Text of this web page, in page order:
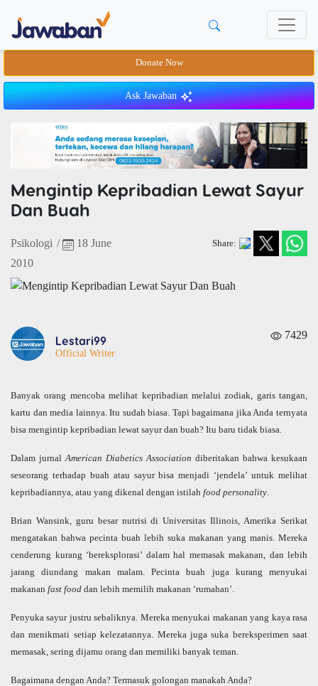
Donate Now
Ask Jawaban
Mengintip Kepribadian Lewat Sayur
Dan Buah
Psikologi /
18 June
2010
Share:
Lestari99
Official Writer
7429
Banyak orang mencoba melihat kepribadian melalui zodiak, garis tangan,
kartu dan media lainnya. Itu sudah biasa. Tapi bagaimana jika Anda ternyata
bisa mengintip kepribadian lewat sayur dan buah? Itu baru tidak biasa.
Dalam jurnal American Diabetics Association diberitakan bahwa kesukaan
seseorang terhadap buah atau sayur bisa menjadi ‘jendela’ untuk melihat
kepribadiannya, atau yang dikenal dengan istilah food personality
Brian Wansink, guru besar nutrisi di Universitas Illinois, Amerika Serikat
mengatakan bahwa pecinta buah lebih suka makanan yang manis. Mereka
cenderung kurang ‘bereksplorasi’ dalam hal memasak makanan, dan lebih
jarang diundang makan malam. Pecinta buah juga kurang menyukai
makanan fast food dan lebih memilih makanan ‘rumahan’.
Penyuka sayur justru sebaliknya. Mereka menyukai makanan yang kaya rasa
dan menikmati setiap kelezatannya. Mereka juga suka bereksperimen saat
memasak, sering dijamu orang dan memiliki banyak teman.
Bagaimana dengan Anda? Termasuk golongan manakah Anda?